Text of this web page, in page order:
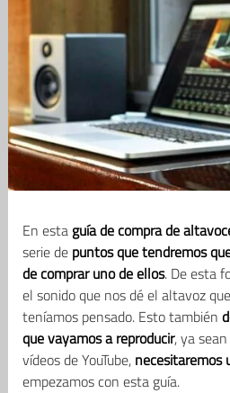
En esta guía de compra de
serie de puntos que tendremos
de comprar uno de ellos. De esta
el sonido que nos dé el altavoz
teníamos pensado. Esto también
que vayamos a reproducir, ya
vídeos de YouTube, necesitaremos
empezamos con esta guía.